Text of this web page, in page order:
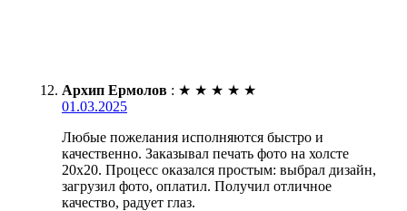
Архип Ермолов : ★ ★ ★ ★ ★
01.03.2025
Любые пожелания исполняются быстро и
качественно. Заказывал печать фото на холсте
20х20. Процесс оказался простым: выбрал дизайн,
загрузил фото, оплатил. Получил отличное
качество, радует глаз.